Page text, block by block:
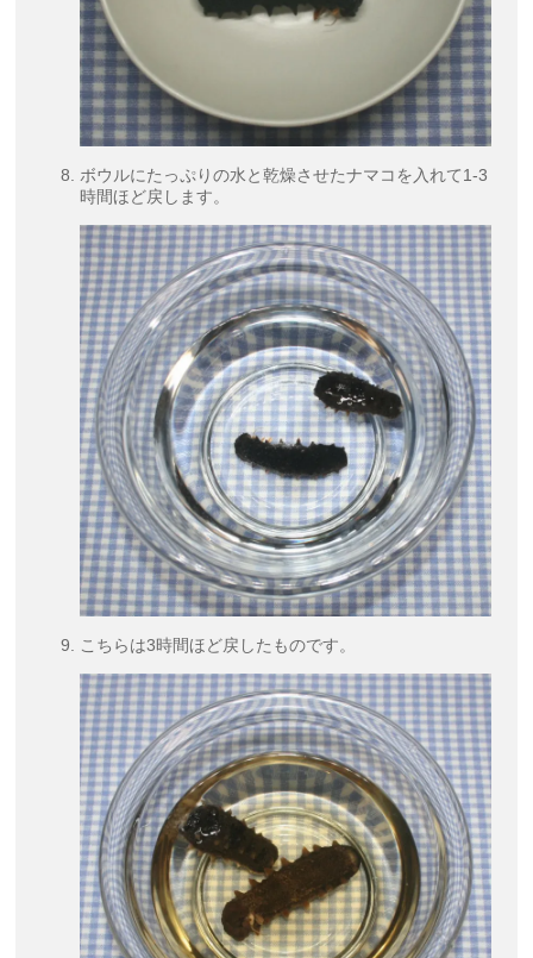
ボウルにたっぷりの水と乾燥させたナマコを入れて1-3
時間ほど戻します。
こちらは3時間ほど戻したものです。